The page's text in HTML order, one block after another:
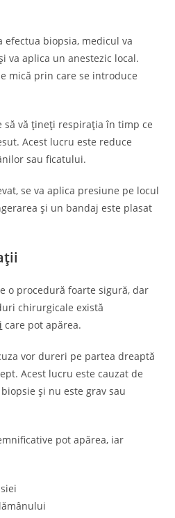
efectua biopsia, medicul va
va aplica un anestezic local.
mică prin care se introduce
să vă țineți respirația în timp ce
Acest lucru este reduce
sau ficatului.
se va aplica presiune pe locul
și un bandaj este plasat
o procedură foarte sigură, dar
chirurgicale există
care pot apărea.
vor dureri pe partea dreaptă
Acest lucru este cauzat de
și nu este grav sau
pot apărea, iar